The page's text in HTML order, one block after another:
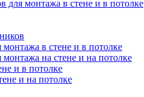
для монтажа в стене и в потолке
в стене и в потолке
на стене и на потолке
и в потолке
и на потолке